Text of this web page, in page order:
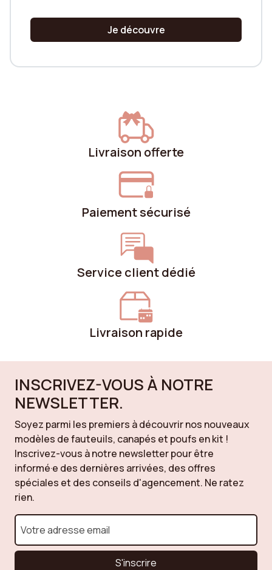
Je découvre
Livraison offerte
Paiement sécurisé
Service client dédié
Livraison rapide
INSCRIVEZ-VOUS À NOTRE
NEWSLETTER.
Soyez parmi les premiers à découvrir nos nouveaux
modèles de fauteuils, canapés et poufs en kit !
Inscrivez-vous à notre newsletter pour être
informé·e des dernières arrivées, des offres
spéciales et des conseils d'agencement. Ne ratez
rien.
S'inscrire